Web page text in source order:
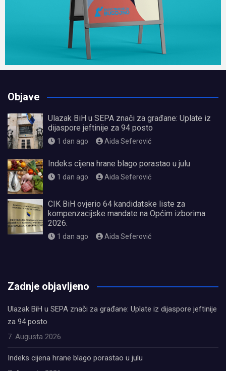
Objave
Ulazak BiH u SEPA znači za građane: Uplate iz
dijaspore jeftinije za 94 posto
1 dan ago Aida Seferović
Indeks cijena hrane blago porastao u julu
1 dan ago Aida Seferović
CIK BiH ovjerio 64 kandidatske liste za
kompenzacijske mandate na Općim izborima
2026.
1 dan ago Aida Seferović
Zadnje objavljeno
Ulazak BiH u SEPA znači za građane: Uplate iz dijaspore jeftinije
za 94 posto
7. Augusta 2026.
Indeks cijena hrane blago porastao u julu